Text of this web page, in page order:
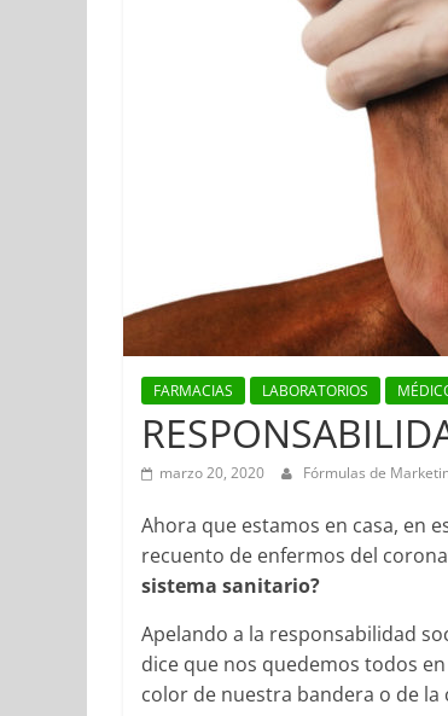
FARMACIAS LABORATORIOS
marzo 20, 2020 Fórmulas de
Ahora que estamos en casa, en
recuento de enfermos del
sistema sanitario?
Apelando a la responsabilidad
dice que nos quedemos todos
color de nuestra bandera o de la